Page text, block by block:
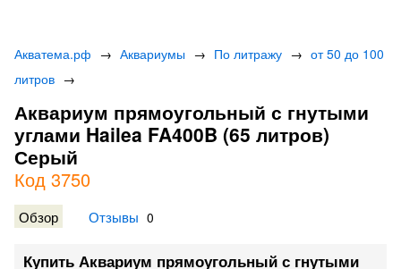
Акватема.рф → Аквариумы → По литражу → от 50 до 100
литров →
Аквариум прямоугольный с гнутыми
углами Hailea FA400B (65 литров)
Серый
Код 3750
Обзор Отзывы 0
Купить Аквариум прямоугольный с гнутыми